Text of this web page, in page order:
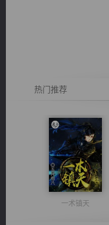
热门推荐
一术镇天